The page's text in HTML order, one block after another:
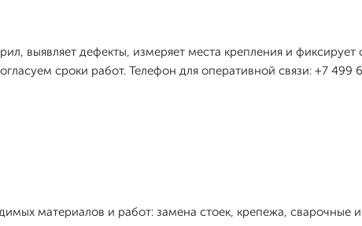
выявляет дефекты, измеряет места крепления и фиксирует
сроки работ. Телефон для оперативной связи: +7
материалов и работ: замена стоек, крепежа, сварочные